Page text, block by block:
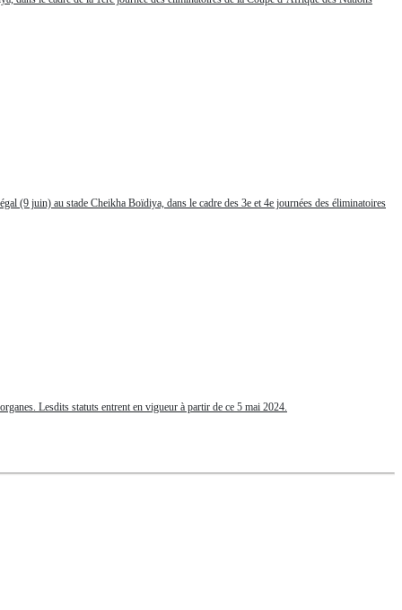
(9 juin) au stade Cheikha Boïdiya, dans le cadre des 3e et 4e journées des éliminatoires
Lesdits statuts entrent en vigueur à partir de ce 5 mai 2024.